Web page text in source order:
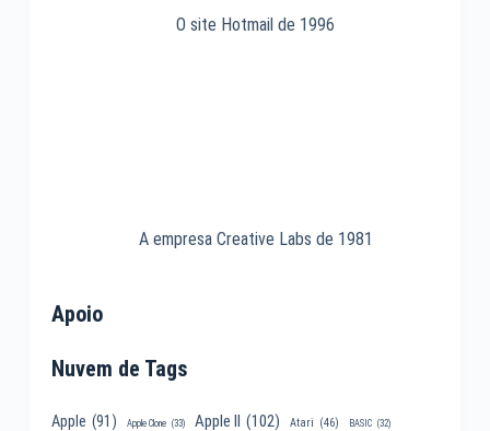
O site Hotmail de 1996
A empresa Creative Labs de 1981
Apoio
Nuvem de Tags
Apple (91) Apple Clone (33) Apple II (102) Atari (46) BASIC (32)